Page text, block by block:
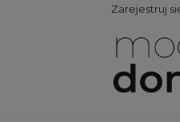
Zarejestruj